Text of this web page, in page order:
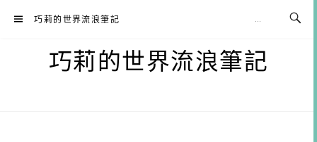
巧莉的世界流浪筆記
巧莉的世界流浪筆記